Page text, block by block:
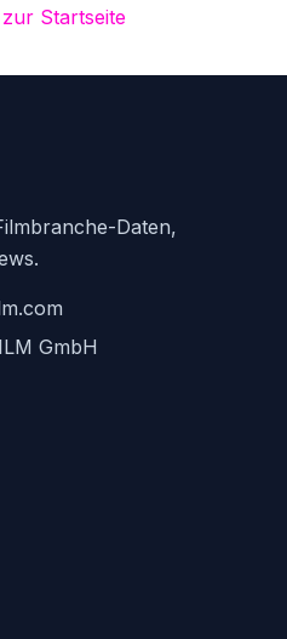
Startseite
Daten,
GmbH